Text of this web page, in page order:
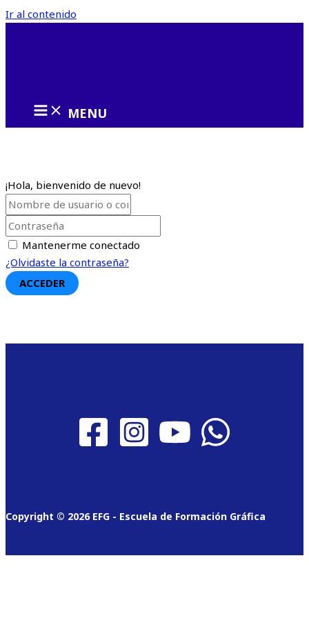
Ir al contenido
MENU
¡Hola, bienvenido de nuevo!
Mantenerme conectado
¿Olvidaste la contraseña?
ACCEDER
Copyright © 2026 EFG - Escuela de Formación Gráfica